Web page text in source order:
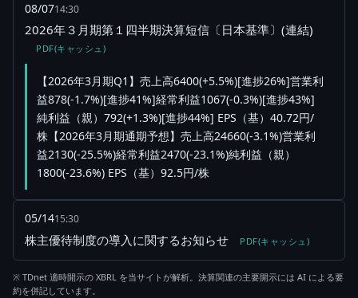
08/0714:30
2026年３月期第１四半期決算短信〔日本基準〕(連結)
PDF(キャッシュ)
【2026年3月期Q1】売上高6400(+5.5%)[進捗26%]営業利
益878(-1.7%)[進捗41%]経常利益1067(-0.3%)[進捗43%]
純利益（親）792(+1.3%)[進捗44%] EPS（基）40.72円/
株【2026年3月期通期予想】売上高24660(-3.1%)営業利
益2130(-25.5%)経常利益2470(-23.1%)純利益（親）
1800(-23.6%) EPS（基）92.5円/株
05/1415:30
株主優待制度の導入に関するお知らせ PDF(キャッシュ)
※ TDnet 適時開示の XBRL を当サイトが解析。決算関連の主要開示には AI による要
約を併記しています。